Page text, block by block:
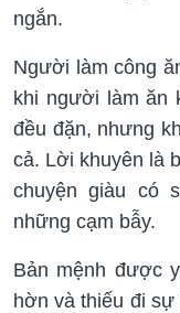
ngắn.
Người làm công
khi người làm ăn
đều đặn, nhưng
cả. Lời khuyên là
chuyện giàu có
những cạm bẫy.
Bản mệnh được
hờn và thiếu đi